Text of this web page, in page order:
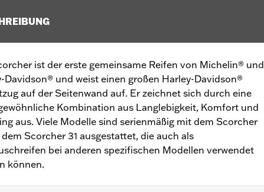
ist der erste gemeinsame Reifen von Michelin® und
Davidson® und weist einen großen Harley-Davidson®
auf der Seitenwand auf. Er zeichnet sich durch eine
Kombination aus Langlebigkeit, Komfort und
aus. Viele Modelle sind serienmäßig mit dem Scorcher
dem Scorcher 31 ausgestattet, die auch als
bei anderen spezifischen Modellen verwendet
können.